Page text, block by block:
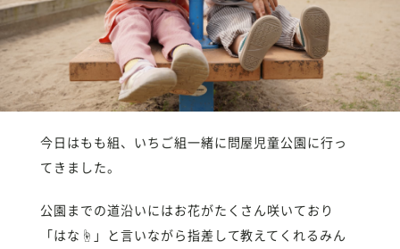
今日はもも組、いちご組一緒に問屋児童公園に行っ
てきました。
公園までの道沿いにはお花がたくさん咲いており
「はな☝️」と言いながら指差して教えてくれるみん